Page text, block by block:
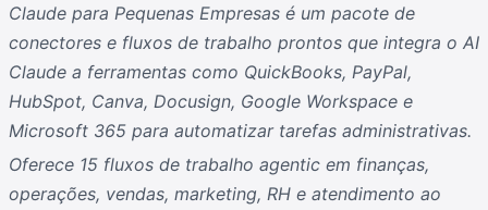
Claude para Pequenas Empresas é um pacote de
conectores e fluxos de trabalho prontos que integra o AI
Claude a ferramentas como QuickBooks, PayPal,
HubSpot, Canva, Docusign, Google Workspace e
Microsoft 365 para automatizar tarefas administrativas.
Oferece 15 fluxos de trabalho agentic em finanças,
operações, vendas, marketing, RH e atendimento ao